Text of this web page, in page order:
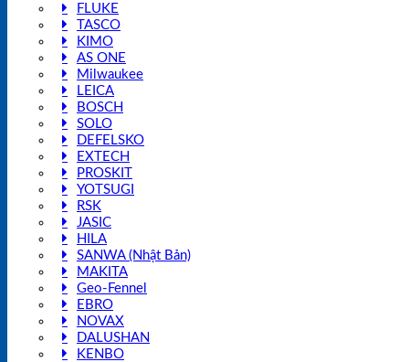
FLUKE
TASCO
KIMO
AS ONE
Milwaukee
LEICA
BOSCH
SOLO
DEFELSKO
EXTECH
PROSKIT
YOTSUGI
RSK
JASIC
HILA
SANWA (Nhật Bản)
MAKITA
Geo-Fennel
EBRO
NOVAX
DALUSHAN
KENBO